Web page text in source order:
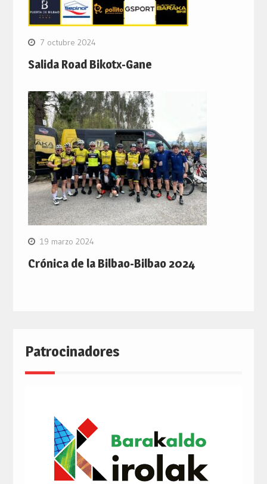
7 octubre 2024
Salida Road Bikotx-Gane
19 marzo 2024
Crónica de la Bilbao-Bilbao 2024
Patrocinadores